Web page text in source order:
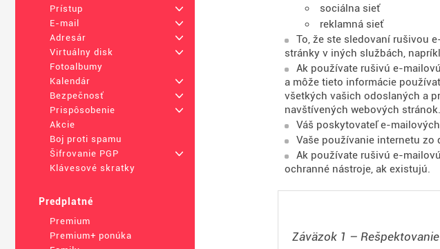
Prístup
+
E-mail
+
Adresár
+
Virtuálny disk
+
Fotoalbumy
Kalendár
+
Bezpečnosť
+
Prispôsobenie
+
Akcie
Boj proti spamu
Šifrovanie PGP
+
Klávesové skratky
Predplatné
Premium
Premium+ ponúka
sociálna sieť
reklamná sieť
To, že ste sledovaní rušivou
stránky v iných službách,
Ak používate rušivú e-
a môže tieto informácie
všetkých vašich odoslaných a
navštívených webových
Váš poskytovateľ e-
Vaše používanie internetu zo
Ak používate rušivú e-
ochranné nástroje, ak existujú.
Záväzok 1 –